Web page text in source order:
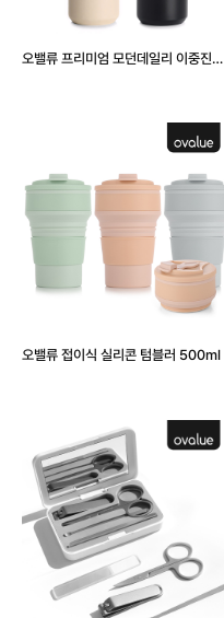
오밸류 프리미엄 모던데일리 이중진공
오밸류 접이식 실리콘 텀블러 500ml